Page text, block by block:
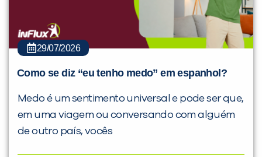
29/07/2026
Como se diz “eu tenho medo” em espanhol?
Medo é um sentimento universal e pode ser que,
em uma viagem ou conversando com alguém
de outro país, vocês